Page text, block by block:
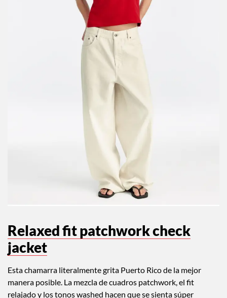
Relaxed fit patchwork check
jacket
Esta chamarra literalmente grita Puerto Rico de la mejor
manera posible. La mezcla de cuadros patchwork, el fit
relajado y los tonos washed hacen que se sienta súper